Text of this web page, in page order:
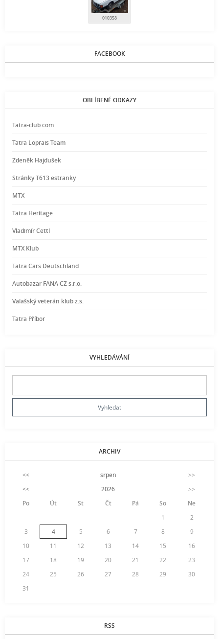
010358
FACEBOOK
OBLÍBENÉ ODKAZY
Tatra-club.com
Tatra Loprais Team
Zdeněk Hajdušek
Stránky T613 estranky
MTX
Tatra Heritage
Vladimír Cettl
MTX Klub
Tatra Cars Deutschland
Autobazar FANA CZ s.r.o.
Valašský veterán klub z.s.
Tatra Příbor
VYHLEDÁVÁNÍ
ARCHIV
<< srpen
>>
<<
2026
>>
Po
Út St Čt Pá So
Ne
1
2
3
4 5 6 7 8
9
10
11 12 13 14 15
16
17
18 19 20 21 22
23
24
25 26 27 28 29
30
31
RSS